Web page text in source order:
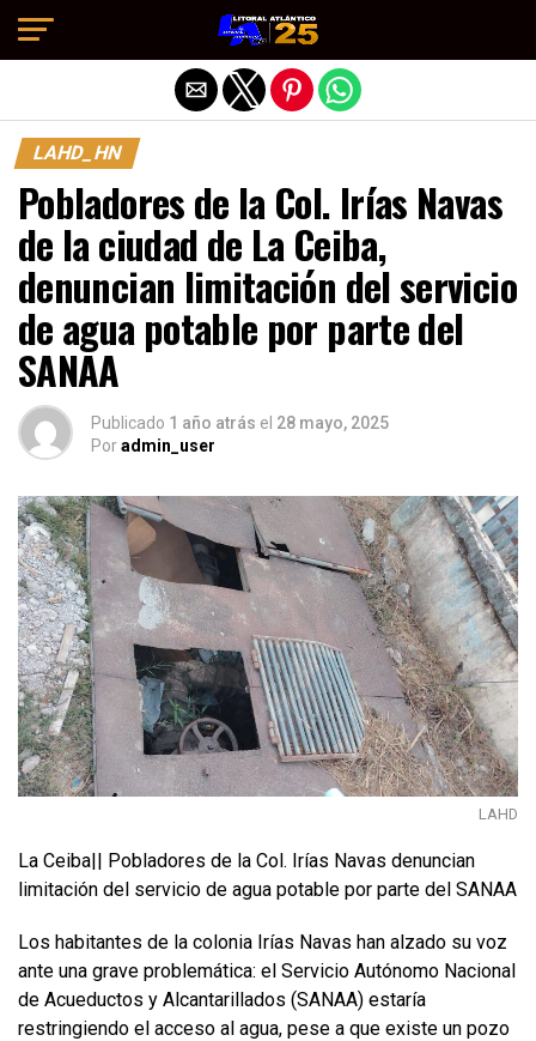
LAHD_HN
Pobladores de la Col. Irías Navas
de la ciudad de La Ceiba,
denuncian limitación del servicio
de agua potable por parte del
SANAA
Publicado 1 año atrás el 28 mayo, 2025
Poradmin_user
LAHD
La Ceiba|| Pobladores de la Col. Irías Navas denuncian
limitación del servicio de agua potable por parte del SANAA
Los habitantes de la colonia Irías Navas han alzado su voz
ante una grave problemática: el Servicio Autónomo Nacional
de Acueductos y Alcantarillados (SANAA) estaría
restringiendo el acceso al agua, pese a que existe un pozo
Salir de la versión móvil